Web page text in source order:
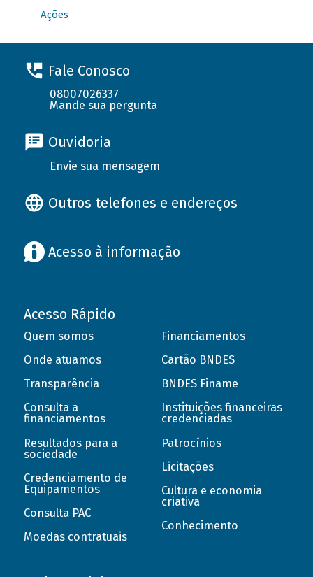
Ações
Fale Conosco
08007026337
Mande sua pergunta
Ouvidoria
Envie sua mensagem
Outros telefones e endereços
Acesso à informação
Acesso Rápido
Quem somos
Onde atuamos
Transparência
Consulta a
financiamentos
Resultados para a
sociedade
Credenciamento de
Equipamentos
Consulta PAC
Moedas contratuais
Financiamentos
Cartão BNDES
BNDES Finame
Instituições financeiras
credenciadas
Patrocínios
Licitações
Cultura e economia
criativa
Conhecimento